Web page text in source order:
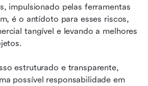
impulsionado pelas ferramentas
é o antídoto para esses riscos,
tangível e levando a melhores
estruturado e transparente,
possível responsabilidade em